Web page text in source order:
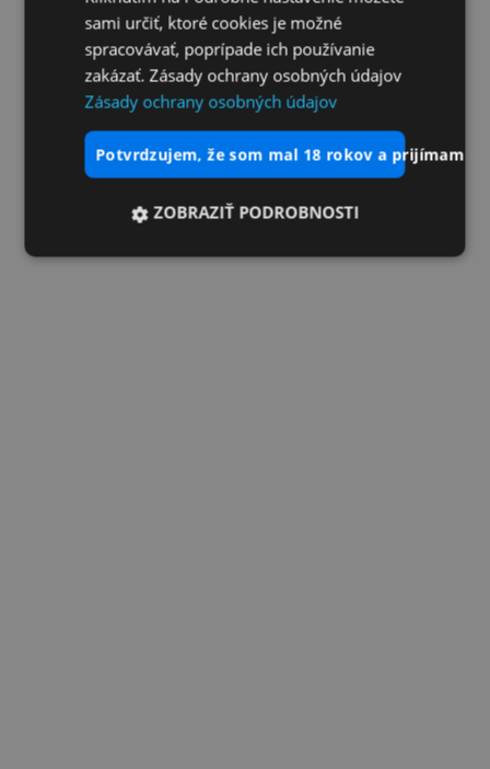
sami určiť, ktoré cookies je možné
spracovávať, poprípade ich používanie
zakázať. Zásady ochrany osobných údajov
Zásady ochrany osobných údajov
potvrdzujem, že som mal 18 rokov a prijímam
ZOBRAZIŤ PODROBNOSTI